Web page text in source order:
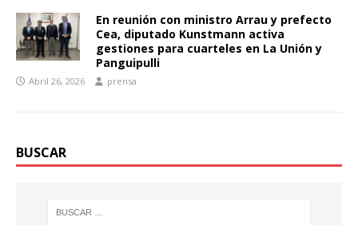
En reunión con ministro Arrau y prefecto
Cea, diputado Kunstmann activa
gestiones para cuarteles en La Unión y
Panguipulli
Abril 26, 2026 prensa
BUSCAR